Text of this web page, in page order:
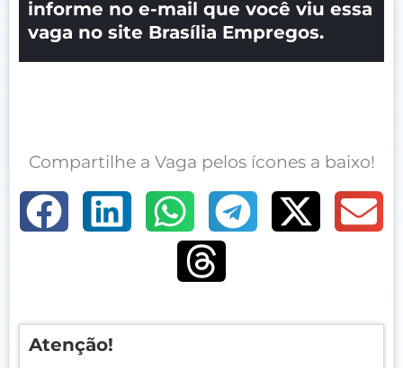
informe no e-mail que você viu essa
vaga no site Brasília Empregos.
Compartilhe a Vaga pelos ícones a baixo!
Atenção!